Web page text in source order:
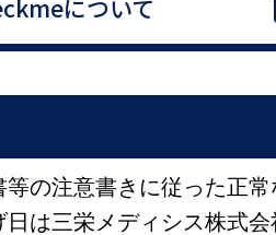
について
等の注意書きに従った正
日は三栄メディシス株式会